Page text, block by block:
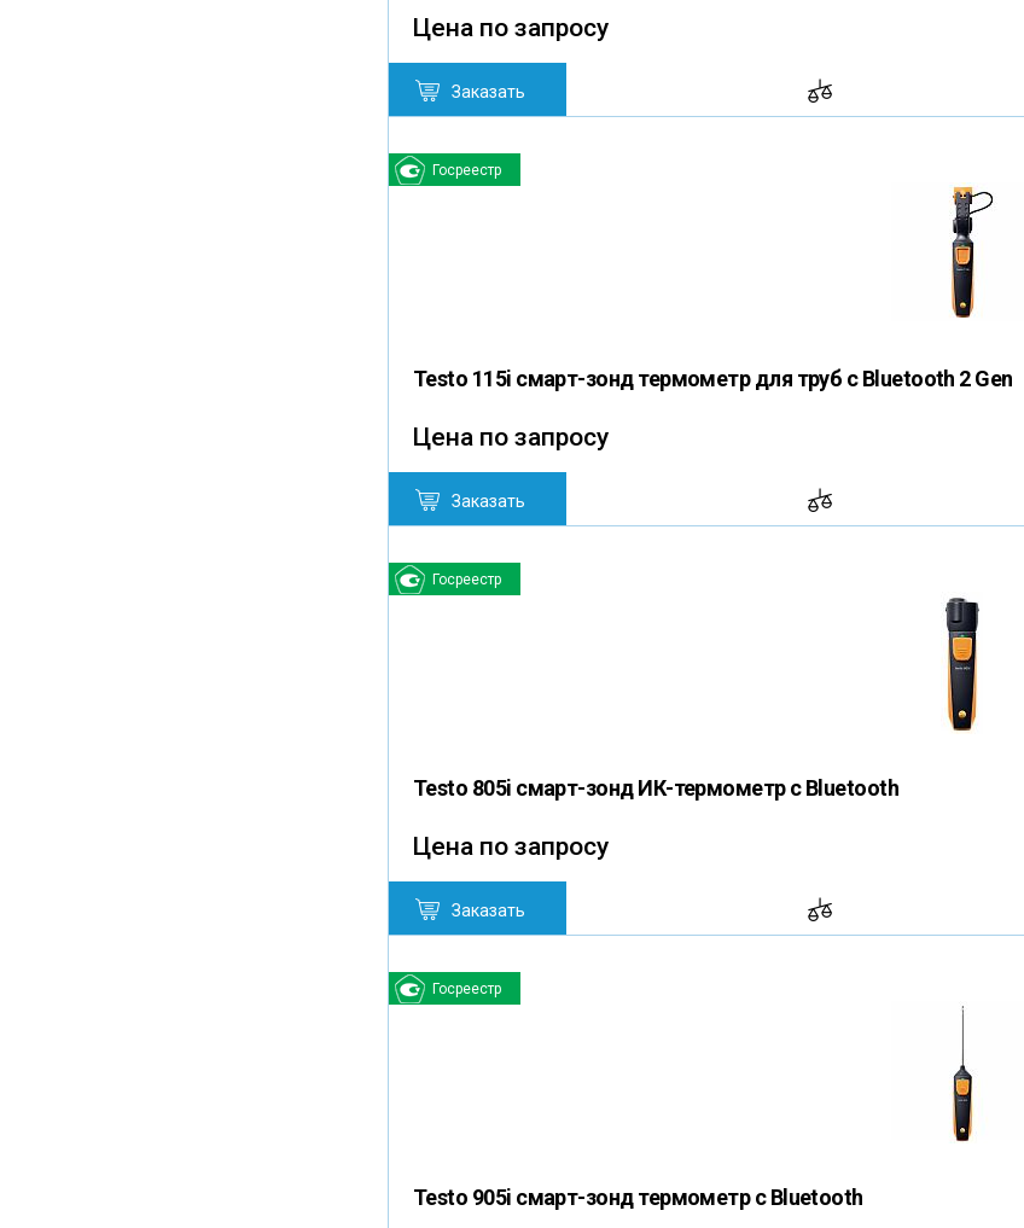
Цена по запросу
Заказать
Госреестр
Testo 115i смарт-зонд термометр для труб с Bluetooth 2 Gen
Цена по запросу
Заказать
Госреестр
Testo 805i cмарт-зонд ИК-термометр с Bluetooth
Цена по запросу
Заказать
Госреестр
Testo 905i смарт-зонд термометр с Bluetooth